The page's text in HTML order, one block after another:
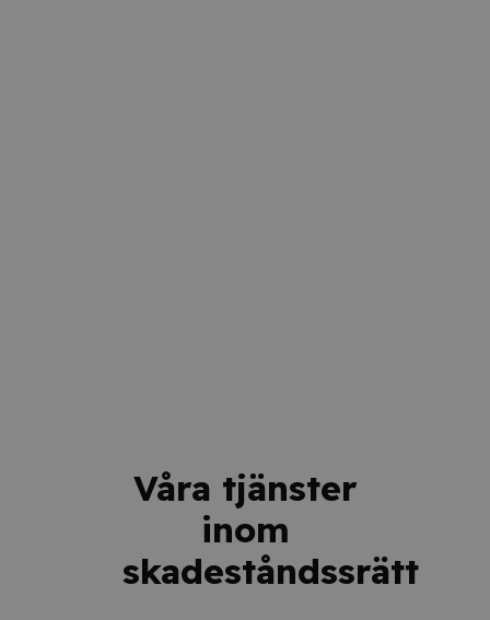
Våra tjänster
inom
skadeståndssrätt